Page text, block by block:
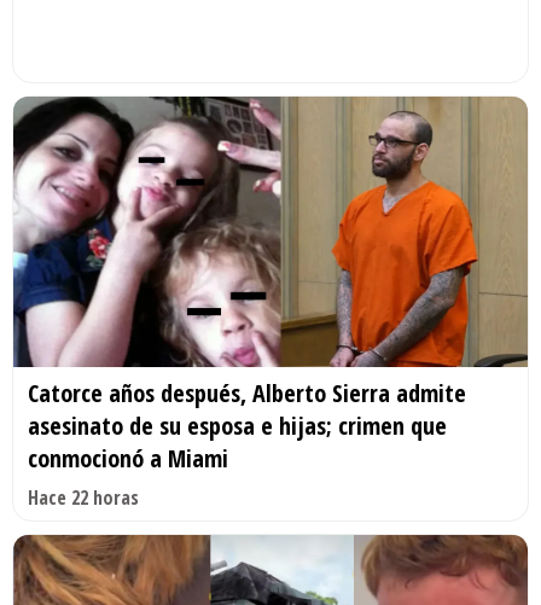
Catorce años después, Alberto Sierra admite
asesinato de su esposa e hijas; crimen que
conmocionó a Miami
Hace 22 horas